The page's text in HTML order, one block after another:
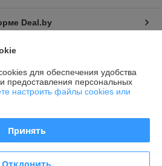
Deal.by
Индивидуальный
Борисович
192194196
горисполком
для обеспечения удобства
предоставления персональных
настроить файлы cookies или
Принять
Отклонить